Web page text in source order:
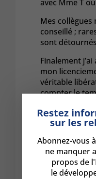
avec Mme T
Mes collègues
conseillé ;
sont
Finalement
mon
véritable
compter le
garde une
oubliés mais
vives.
Restez
sur les
Abonnez-vous
ne manquer
propos de
le